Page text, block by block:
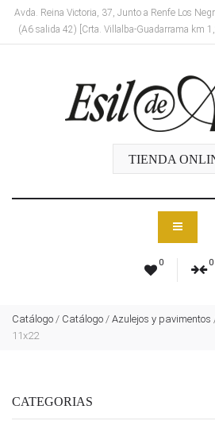
Avda. Reina Victoria, 37, Junto a Renfe Los
(A6 salida 42) [Crta. Villalba-Guadarrama km
TIENDA
0 0
Catálogo / Catálogo / Azulejos y pavimentos
11x22
CATEGORIAS